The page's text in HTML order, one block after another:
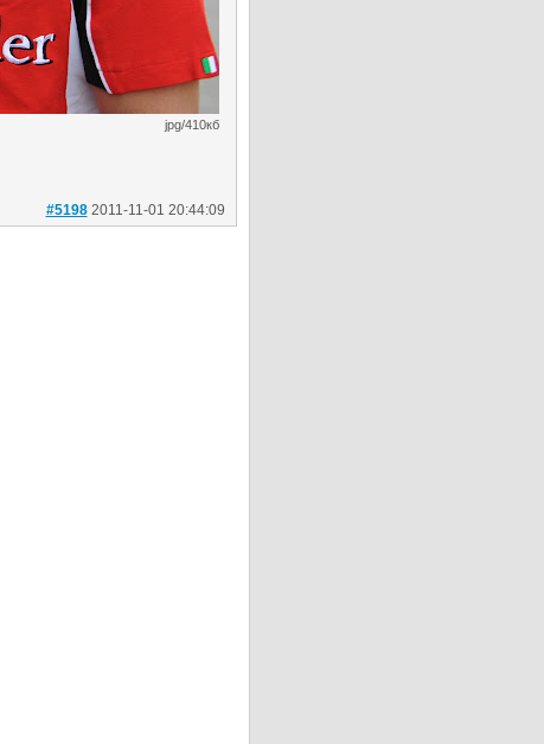
jpg/410кб
#5198 2011-11-01 20:44:09